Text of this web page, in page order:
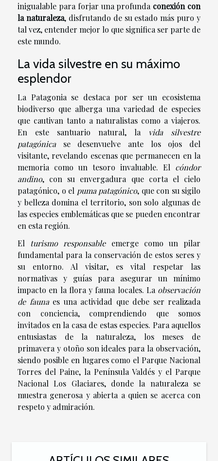
inigualable para forjar una profunda conexión con
la naturaleza, disfrutando de su estado más puro y
tal vez, entender mejor lo que significa ser parte de
este mundo.
La vida silvestre en su máximo
esplendor
La Patagonia se destaca por ser un ecosistema
biodiverso que alberga una variedad de especies
que cautivan tanto a naturalistas como a viajeros.
En este santuario natural, la vida silvestre
patagónica se desenvuelve ante los ojos del
visitante, revelando escenas que permanecen en la
memoria como un tesoro invaluable. El cóndor
andino, con su envergadura que corta el cielo
patagónico, o el puma patagónico, que con su sigilo
y belleza domina el territorio, son solo algunas de
las especies emblemáticas que se pueden encontrar
en esta región.
El turismo responsableemerge como un pilar
fundamental para la conservación de estos seres y
su entorno. Al visitar, es vital respetar las
normativas y guías para asegurar un mínimo
impacto en la flora y fauna locales. La observación
de faunaes una actividad que debe ser realizada
con conciencia, comprendiendo que somos
invitados en la casa de estas especies. Para aquellos
entusiastas de la naturaleza, los meses de
primavera y otoño son ideales para la observación,
siendo posible en lugares como el Parque Nacional
Torres del Paine, la Península Valdés y el Parque
Nacional Los Glaciares, donde la naturaleza se
muestra generosa y abierta a quien se acerca con
respeto y admiración.